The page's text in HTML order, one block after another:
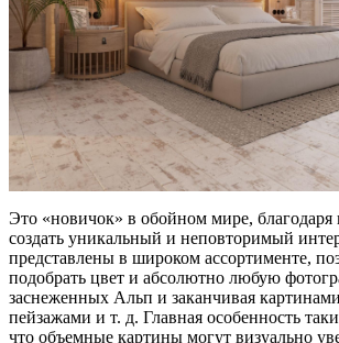
Это «новичок» в обойном мире,
создать уникальный и неповторимый
представлены в широком ассортименте,
подобрать цвет и абсолютно любую
заснеженных Альп и заканчивая
пейзажами и т. д. Главная особенность
что объемные картины могут визуально